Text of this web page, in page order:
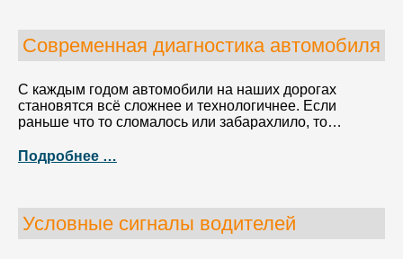
Современная диагностика автомобиля
С каждым годом автомобили на наших дорогах
становятся всё сложнее и технологичнее. Если
раньше что то сломалось или забарахлило, то…
Подробнее …
Условные сигналы водителей